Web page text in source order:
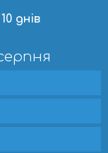
днів